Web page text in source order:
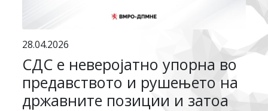
28.04.2026
СДС е неверојатно упорна во
предавството и рушењето на
државните позиции и затоа